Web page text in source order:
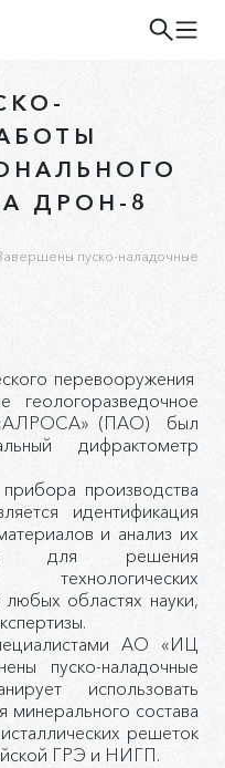
ДРОН-8
пуско-наладочные
перевооружения
геологоразведочное
(ПАО) был
дифрактометр
производства
идентификация
и анализ их
для решения
областях науки,
АО «ИЦ
пуско-наладочные
использовать
состава
решеток
ГРЭ и НИГП.